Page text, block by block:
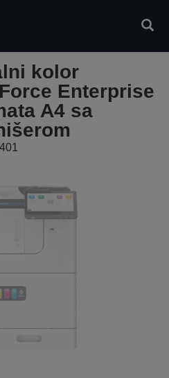
kolor
Enterprise
A4 sa